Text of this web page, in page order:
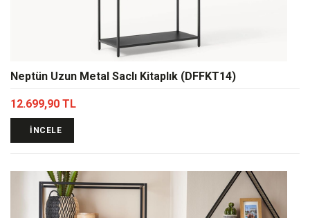
Neptün Uzun Metal Saclı Kitaplık (DFFKT14)
12.699,90 TL
İNCELE